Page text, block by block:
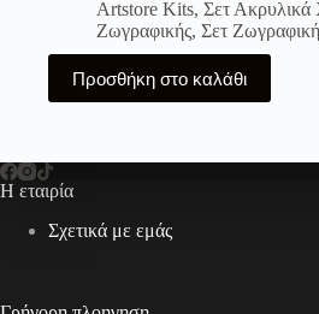
price
was:
€60.00.
τρέχουσα
τιμή
είναι:
€49.90.
Artstore Kits, Σετ
Ζωγραφικής, Σετ
Προσθήκη στο καλάθι
Η εταιρία
Σχετικά με εμάς